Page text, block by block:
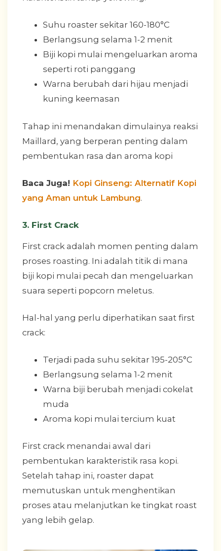
Suhu roaster sekitar 160-180°C
Berlangsung selama 1-2 menit
Biji kopi mulai mengeluarkan aroma
seperti roti panggang
Warna berubah dari hijau menjadi
kuning keemasan
Tahap ini menandakan dimulainya reaksi
Maillard, yang berperan penting dalam
pembentukan rasa dan aroma kopi
Baca Juga! Kopi Ginseng: Alternatif Kopi
yang Aman untuk Lambung.
3. First Crack
First crack adalah momen penting dalam
proses roasting. Ini adalah titik di mana
biji kopi mulai pecah dan mengeluarkan
suara seperti popcorn meletus.
Hal-hal yang perlu diperhatikan saat first
crack:
Terjadi pada suhu sekitar 195-205°C
Berlangsung selama 1-2 menit
Warna biji berubah menjadi cokelat
muda
Aroma kopi mulai tercium kuat
First crack menandai awal dari
pembentukan karakteristik rasa kopi.
Setelah tahap ini, roaster dapat
memutuskan untuk menghentikan
proses atau melanjutkan ke tingkat roast
yang lebih gelap.